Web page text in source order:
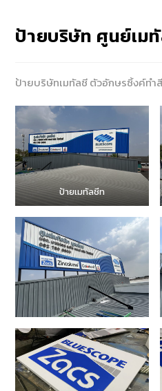
ป้ายบริษัท ศูนย์เม
ป้ายบริษัทเมทัลชี ตัวอักษรซิ้งค์ทำ
ป้ายเมทัลชีท